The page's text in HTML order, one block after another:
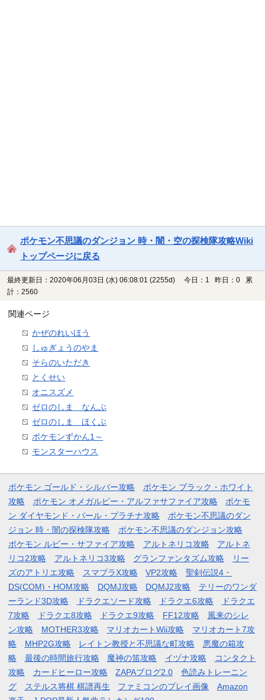
ポケモン不思議のダンジョン 時・闇・空の探検隊攻略Wiki
トップページに戻る
最終更新日：2020年06月03日 (水) 06:08:01 (2255d)
今日：1 昨日：0 累
計：2560
関連ページ
かぜのれいほう
しゅぎょうのやま
そらのいただき
とくせい
オニスズメ
ゼロのしま なんぶ
ゼロのしま ほくぶ
ポケモンずかん1～
モンスターハウス
ポケモン ゴールド・シルバー攻略
ポケモン ブラック・ホワイト
攻略
ポケモン オメガルビー・アルファサファイア攻略
ポケモ
ン ダイヤモンド・パール・プラチナ攻略
ポケモン不思議のダン
ジョン 時・闇の探検隊攻略
ポケモン不思議のダンジョン攻略
ポケモン ルビー・サファイア攻略
アルトネリコ攻略
アルトネ
リコ2攻略
アルトネリコ3攻略 グランファンタズム攻略
リー
ズのアトリエ攻略
スマブラX攻略 VP2攻略
聖剣伝説4・
DS(COM)・HOM攻略
DQMJ攻略 DQMJ2攻略
テリーのワンダ
ーランド3D攻略
ドラクエソード攻略 ドラクエ6攻略
ドラクエ
7攻略
ドラクエ8攻略 ドラクエ9攻略 FF12攻略
風来のシレ
ン攻略
MOTHER3攻略 マリオカートWii攻略
マリオカート7攻
略
MHP2G攻略 レイトン教授と不思議な町攻略
悪魔の箱攻
略
最後の時間旅行攻略 魔神の笛攻略 イヅナ攻略
コンタクト
攻略
カードヒーロー攻略 ZAPAブログ2.0
色読みトレーニン
グ
ステルス将棋 棋譜再生 ファミコンのプレイ画像
Amazon